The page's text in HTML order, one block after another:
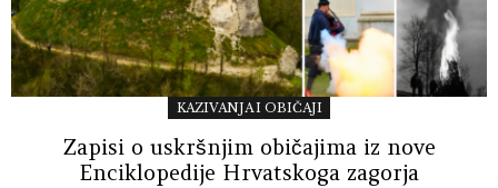
KAZIVANJA I OBIČAJI
Zapisi o uskršnjim običajima iz nove
Enciklopedije Hrvatskoga zagorja